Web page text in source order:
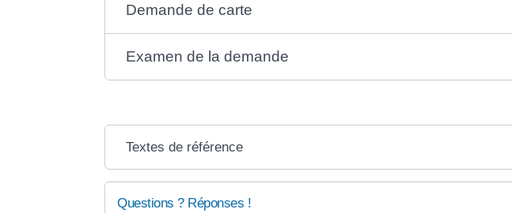
Demande de carte
Examen de la demande
Textes de référence
Questions ? Réponses !